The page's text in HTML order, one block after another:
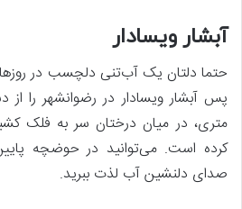
آبشار ویسادار
حتما دلتان یک آب‌تنی دلچسب در
متری، در میان درختان سر به فلک
کرده است. می‌توانید در حوضچه
صدای دلنشین آب لذت ببرید.